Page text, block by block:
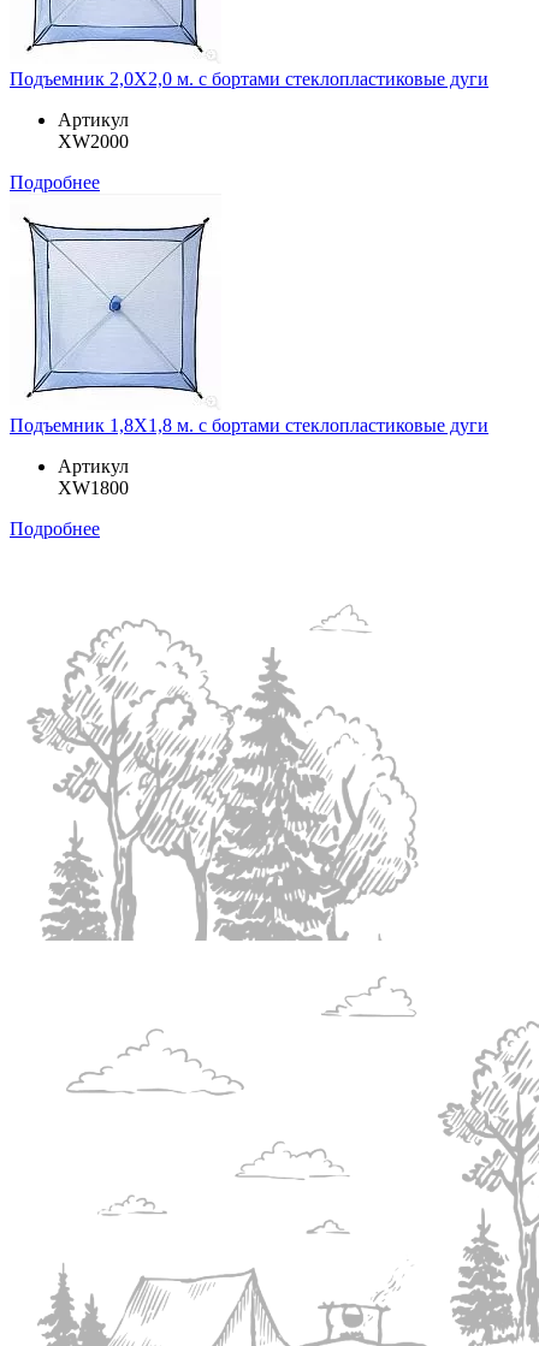
Подъемник 2,0Х2,0 м. с бортами стеклопластиковые дуги
Артикул
XW2000
Подробнее
Подъемник 1,8Х1,8 м. с бортами стеклопластиковые дуги
Артикул
XW1800
Подробнее